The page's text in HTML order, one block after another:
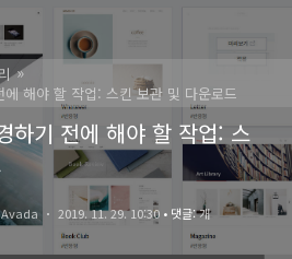
해야 할 작업: 스킨 보관 및 다운로드
하기 전에 해야 할 작업: 스
Avada 2019. 11. 29. 10:30 • 댓글:개